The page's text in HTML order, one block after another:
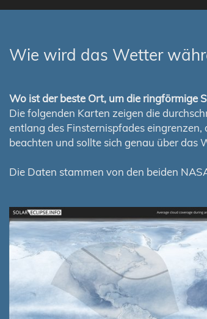
Wie wird das Wetter
Wo ist der beste Ort, um die ringförmige
Die folgenden Karten zeigen die
entlang des Finsternispfades
beachten und sollte sich genau über
Die Daten stammen von den beiden